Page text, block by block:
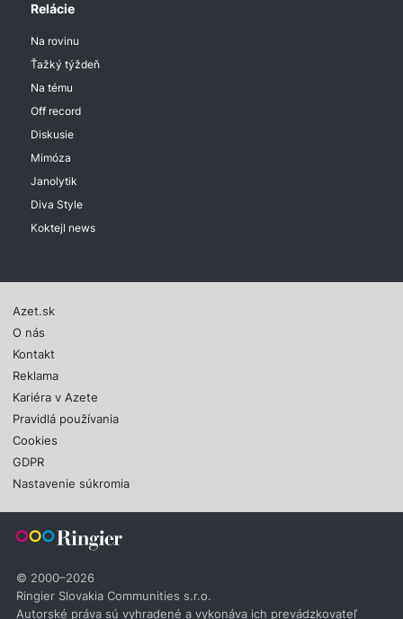
Relácie
Na rovinu
Ťažký týždeň
Na tému
Off record
Diskusie
Mimóza
Janolytik
Diva Style
Koktejl news
Azet.sk
O nás
Kontakt
Reklama
Kariéra v Azete
Pravidlá používania
Cookies
GDPR
Nastavenie súkromia
© 2000–2026
Ringier Slovakia Communities s.r.o.
Autorské práva sú vyhradené a vykonáva ich prevádzkovateľ